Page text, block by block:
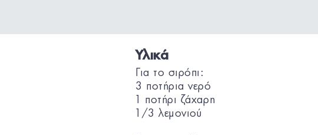
Υλικά
Για το σιρόπι:
3 ποτήρια νερό
1 ποτήρι ζάχαρη
1/3 λεμονιού